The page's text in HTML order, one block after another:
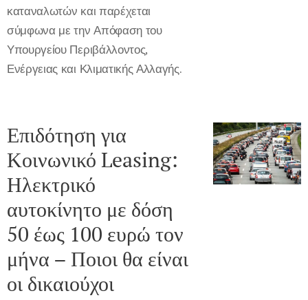
καταναλωτών και παρέχεται
σύμφωνα με την Απόφαση του
Υπουργείου Περιβάλλοντος,
Ενέργειας και Κλιματικής Αλλαγής.
Επιδότηση για
Κοινωνικό Leasing:
Ηλεκτρικό
αυτοκίνητο με δόση
50 έως 100 ευρώ τον
μήνα – Ποιοι θα είναι
οι δικαιούχοι